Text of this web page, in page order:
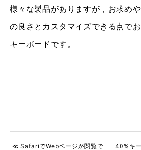
様々な製品がありますが，お求め
の良さとカスタマイズできる点で
キーボードです。
≪ SafariでWebページが閲覧で
40%キ